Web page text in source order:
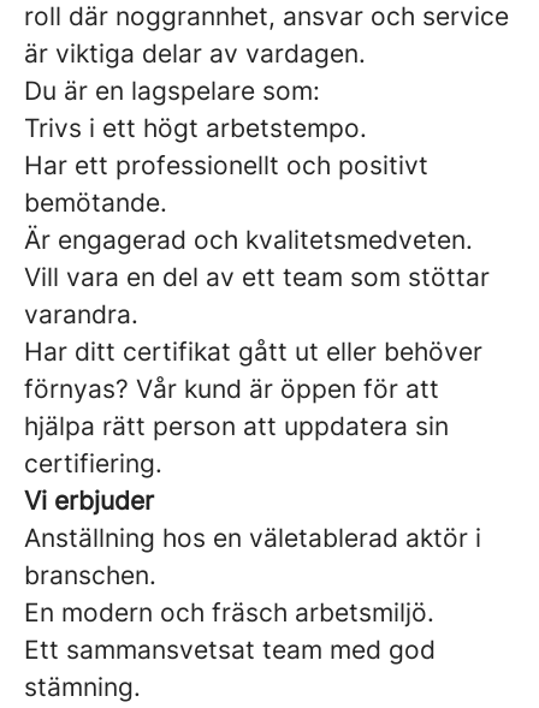
roll där noggrannhet, ansvar och service
är viktiga delar av vardagen.
Du är en lagspelare som:
Trivs i ett högt arbetstempo.
Har ett professionellt och positivt
bemötande.
Är engagerad och kvalitetsmedveten.
Vill vara en del av ett team som stöttar
varandra.
Har ditt certifikat gått ut eller behöver
förnyas? Vår kund är öppen för att
hjälpa rätt person att uppdatera sin
certifiering.
Vi erbjuder
Anställning hos en väletablerad aktör i
branschen.
En modern och fräsch arbetsmiljö.
Ett sammansvetsat team med god
stämning.